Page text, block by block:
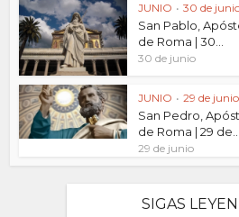
JUNIO • 30 de
San Pablo,
de Roma | 30...
30 de junio
JUNIO • 29 de junio
San Pedro,
de Roma | 29 de...
29 de junio
SIGAS